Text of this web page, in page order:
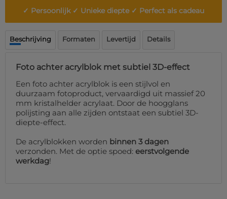
Over ons
Levertijden
Inloggen
✓ Persoonlijk ✓ Unieke diepte ✓ Perfect als cadeau
Beschrijving Formaten Levertijd Details
Foto achter acrylblok met subtiel 3D-effect
Een foto achter acrylblok is een stijlvol en
duurzaam fotoproduct, vervaardigd uit massief 20
mm kristalhelder acrylaat. Door de hoogglans
polijsting aan alle zijden ontstaat een subtiel 3D-
diepte-effect.
De acrylblokken worden binnen 3 dagen
verzonden. Met de optie spoed: eerstvolgende
werkdag!